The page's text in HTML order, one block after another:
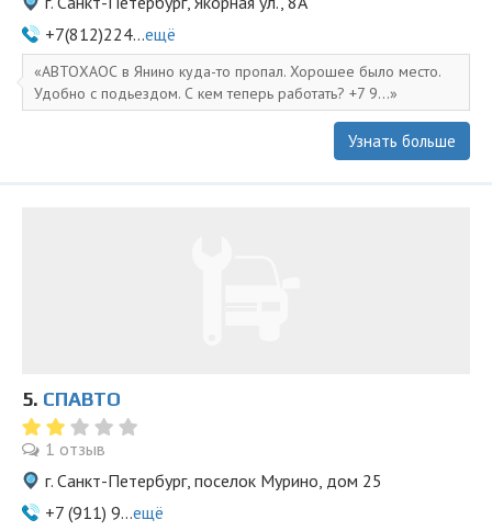
+7(812)224...ещё
АВТОХАОС в Янино куда-то пропал. Хорошее было место.
Удобно с подьездом. С кем теперь работать? +7 9...
Узнать больше
5. СПАВТО
1 отзыв
г. Санкт-Петербург, поселок Мурино, дом 25
+7 (911) 9...ещё